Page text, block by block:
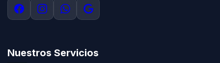
Nuestros Servicios